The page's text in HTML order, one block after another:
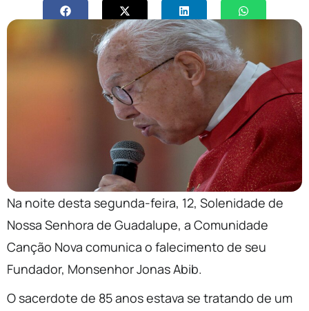
Na noite desta segunda-feira, 12, Solenidade de
Nossa Senhora de Guadalupe, a Comunidade
Canção Nova comunica o falecimento de seu
Fundador, Monsenhor Jonas Abib.
O sacerdote de 85 anos estava se tratando de um